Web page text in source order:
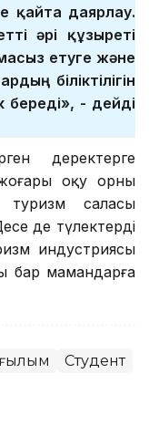
қайта даярлау.
әрі құзыреті
етуге және
біліктілігін
береді», - дейді
деректерге
жоғары оқу орны
саласы
де түлектердің
индустриясы
бар мамандарға
ғылым Студент